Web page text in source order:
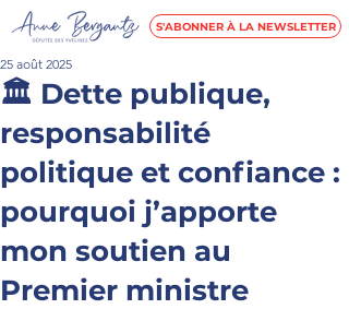
S'ABONNER À LA NEWSLETTER
🏛️ Dette publique,
responsabilité
politique et confiance :
pourquoi j’apporte
mon soutien au
Premier ministre
25 août 2025